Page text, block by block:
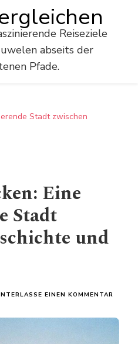
Reiseziele
abseits der
Pfade.
Stadt zwischen
Eine
Stadt
und
EINEN KOMMENTAR